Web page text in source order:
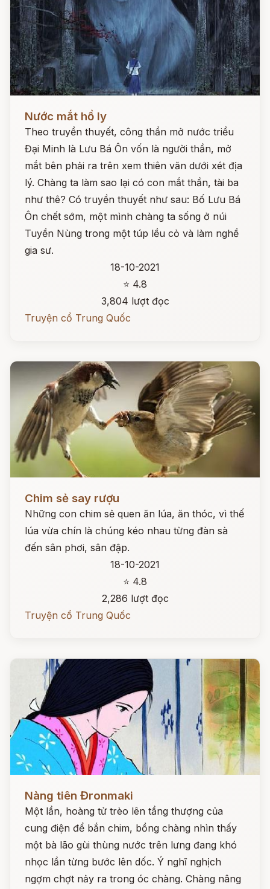
Nước mắt hồ ly
Theo truyền thuyết, công thần mở nước triều
Đại Minh là Lưu Bá Ôn vốn là người thần, mở
mắt bên phải ra trên xem thiên văn dưới xét địa
lý. Chàng ta làm sao lại có con mắt thần, tài ba
như thê? Có truyền thuyết như sau: Bố Lưu Bá
Ôn chết sớm, một mình chàng ta sống ở núi
Tuyền Nùng trong một túp lều cỏ và làm nghề
gia sư.
18-10-2021
⭐ 4.8
3,804 lượt đọc
Truyện cổ Trung Quốc
Chim sẻ say rượu
Những con chim sẻ quen ăn lúa, ăn thóc, vì thế
lúa vừa chín là chúng kéo nhau từng đàn sà
đến sân phơi, sân đập.
18-10-2021
⭐ 4.8
2,286 lượt đọc
Truyện cổ Trung Quốc
Nàng tiên Đronmaki
Một lần, hoàng tử trèo lên tầng thượng của
cung điện để bắn chim, bồng chàng nhìn thấy
một bà lão gùi thùng nước trên lưng đang khó
nhọc lần từng bước lên dốc. Ý nghĩ nghịch
ngợm chợt nảy ra trong óc chàng. Chàng nâng